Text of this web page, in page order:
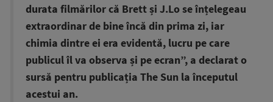
durata filmărilor că Brett și J.Lo se înțelegeau
extraordinar de bine încă din prima zi, iar
chimia dintre ei era evidentă, lucru pe care
publicul îl va observa și pe ecran”, a declarat o
sursă pentru publicația The Sun la începutul
acestui an.